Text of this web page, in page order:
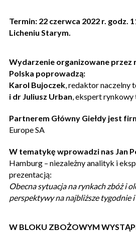
Termin: 22 czerwca 2022 r. godz.
Licheniu Starym.
Wydarzenie organizowane przez
Polska poprowadzą:
Karol Bujoczek redaktor naczelny
i dr Juliusz Urban , ekspert
Partnerem Główny Giełdy jest
Europe SA
W tematykę wprowadzi nas Jan
Hamburg ­– niezależny analityk i
prezentacją:
Obecna sytuacja na rynkach zbóż i
perspektywy na najbliższe tygodnie i
W BLOKU ZBOŻOWYM